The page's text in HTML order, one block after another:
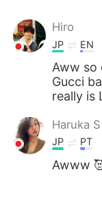
Hiro
JP EN
Aww so
Gucci
really is
Haruka S
JP PT
Awww